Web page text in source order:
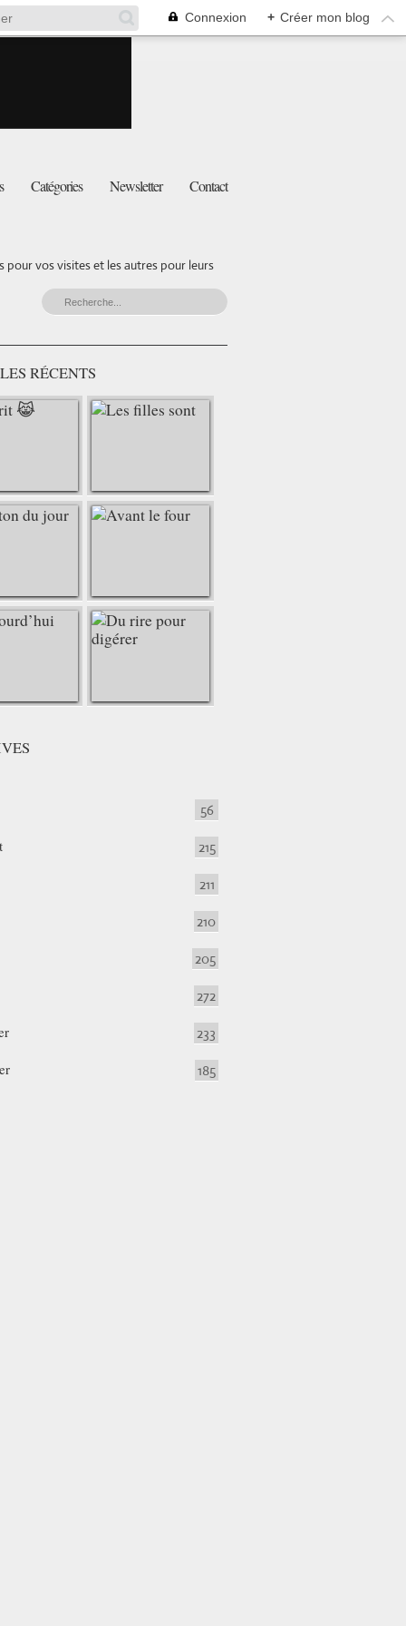
Connexion + Créer mon blog
Catégories Newsletter Contact
vos visites et les autres pour leurs
RÉCENTS
56
215
211
210
205
272
233
185